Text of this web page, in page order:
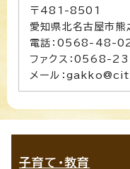
〒481-8501
愛知県北名古屋市
電話：0568-48-
ファクス：0568-
メール：
子育て・教育